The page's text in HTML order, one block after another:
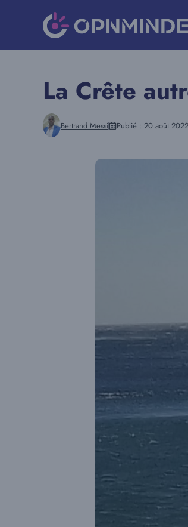
La Crête
Bertrand Messi Publié : 20 août 2022